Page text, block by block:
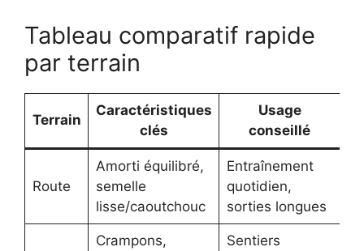
Tableau comparatif rapide
par terrain
Terrain
Caractéristiques
clés
Usage
conseillé
Route
Amorti équilibré,
semelle
lisse/caoutchouc
Entraînement
quotidien,
sorties longues
Crampons,
Sentiers